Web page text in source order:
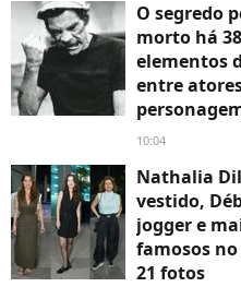
O segredo
morto há
elementos
entre
10:04
Nathalia
vestido,
jogger e
famosos
21 fotos